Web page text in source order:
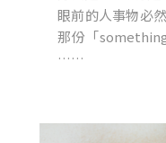
眼前的人事物必
那份「
……